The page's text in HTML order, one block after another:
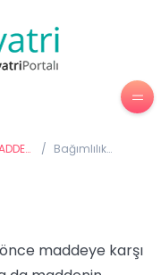
/ Bağımlılık
önce maddeye karşı